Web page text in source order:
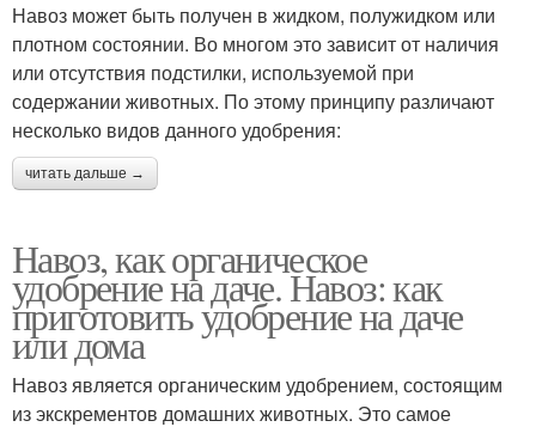
Навоз может быть получен в жидком, полужидком или
плотном состоянии. Во многом это зависит от наличия
или отсутствия подстилки, используемой при
содержании животных. По этому принципу различают
несколько видов данного удобрения:
читать дальше →
Навоз, как органическое
удобрение на даче. Навоз: как
приготовить удобрение на даче
или дома
Навоз является органическим удобрением, состоящим
из экскрементов домашних животных. Это самое